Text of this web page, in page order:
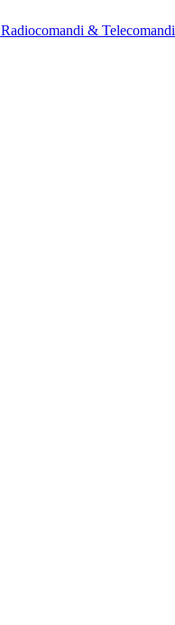
Radiocomandi & Telecomandi